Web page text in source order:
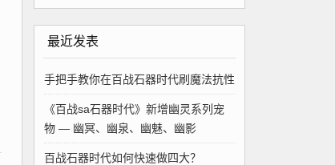
最近发表
手把手教你在百战石器时代刷魔法抗性
《百战sa石器时代》新增幽灵系列宠
物 — 幽冥、幽泉、幽魅、幽影
百战石器时代如何快速做四大？